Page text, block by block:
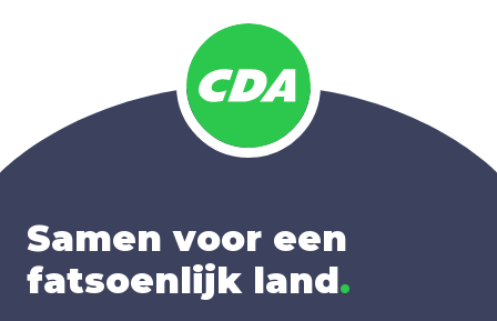
Samen voor een
fatsoenlijk land.